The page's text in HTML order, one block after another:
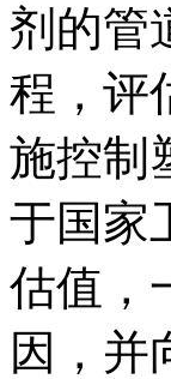
剂的管
程，评
施控制
于国家
估值，
因，并